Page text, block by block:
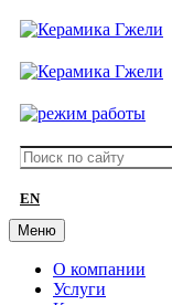
EN
Меню
О компании
Услуги